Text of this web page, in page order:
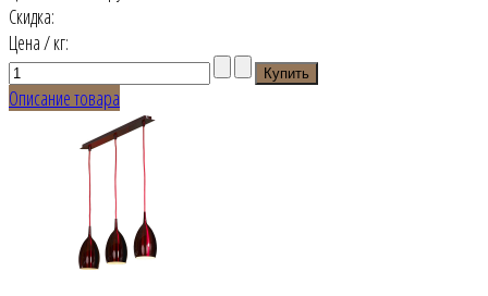
Скидка:
Цена / кг:
Описание товара